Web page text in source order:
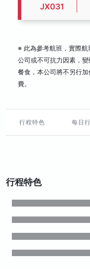
JX031
※ 此為參考航班，實際
公司或不可抗力因素，
餐食，本公司將不另行
費。
行程特色 每日
行程特色